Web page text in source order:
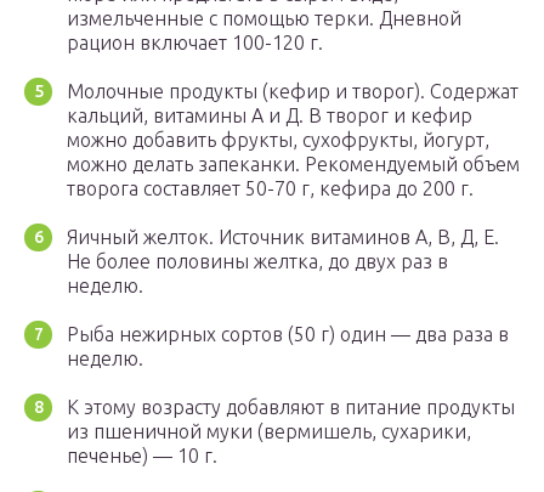
измельченные с помощью терки. Дневной
рацион включает 100-120 г.
Молочные продукты (кефир и творог). Содержат
кальций, витамины А и Д. В творог и кефир
можно добавить фрукты, сухофрукты, йогурт,
можно делать запеканки. Рекомендуемый объем
творога составляет 50-70 г, кефира до 200 г.
Яичный желток. Источник витаминов А, В, Д, Е.
Не более половины желтка, до двух раз в
неделю.
Рыба нежирных сортов (50 г) один — два раза в
неделю.
К этому возрасту добавляют в питание продукты
из пшеничной муки (вермишель, сухарики,
печенье) — 10 г.